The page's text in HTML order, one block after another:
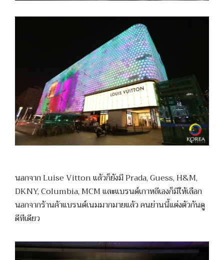
นอกจาก Luise Vitton แล้วก็ยังมี Prada, Guess, H&M,
DKNY, Columbia, MCM และแบรนด์เกาหลีเองก็มีให้เลือก
นอกจากร้านค้าแบรนด์เนมมากมายแล้ว คนย่านนี้แต่งตัวกันดู
ดีทีเดียว